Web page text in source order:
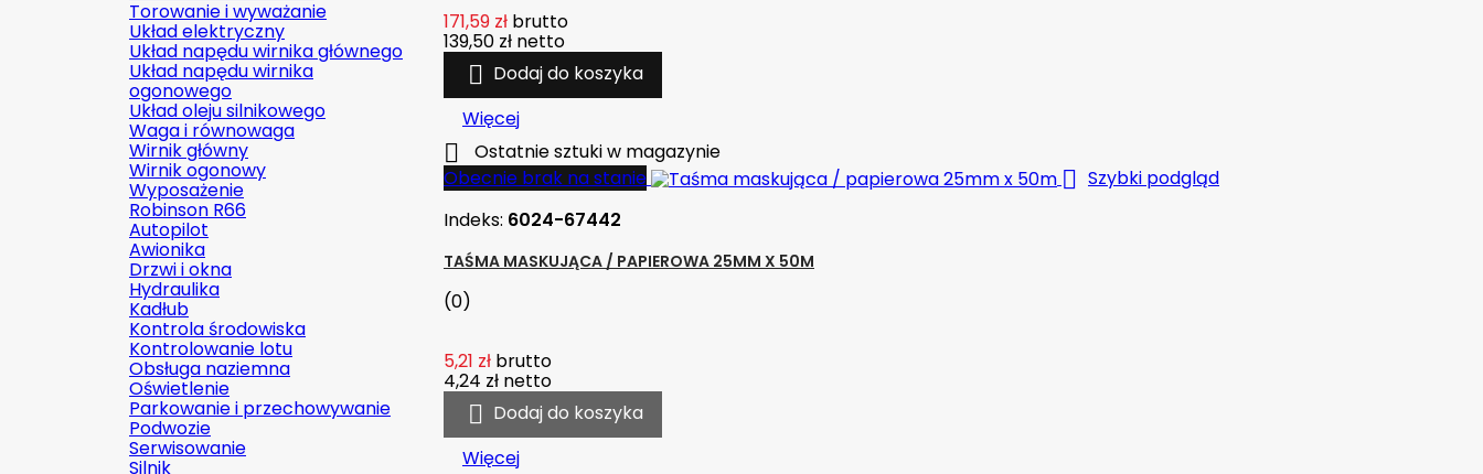
Torowanie i wyważanie
Układ elektryczny
Układ napędu wirnika głównego
Układ napędu wirnika
ogonowego
Układ oleju silnikowego
Waga i równowaga
Wirnik główny
Wirnik ogonowy
Wyposażenie
Robinson R66
Autopilot
Awionika
Drzwi i okna
Hydraulika
Kadłub
Kontrola środowiska
Kontrolowanie lotu
Obsługa naziemna
Oświetlenie
Parkowanie i przechowywanie
Podwozie
Serwisowanie
Silnik
171,59 zł brutto
139,50 zł netto
 Dodaj do koszyka
Więcej

Ostatnie sztuki w magazynie
Obecnie brak na stanie
 Szybki podgląd
Indeks: 6024-67442
TAŚMA MASKUJĄCA / PAPIEROWA 25MM X 50M
(0)
5,21 zł brutto
4,24 zł netto
 Dodaj do koszyka
Więcej